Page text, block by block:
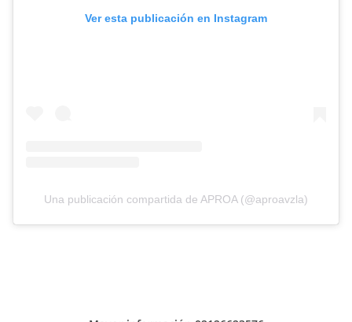
Ver esta publicación en Instagram
Una publicación compartida de APROA (@aproavzla)